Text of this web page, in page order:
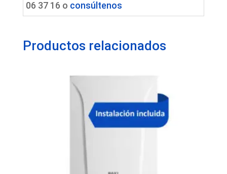
06 37 16 o consúltenos
Productos relacionados